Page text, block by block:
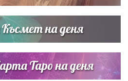
на деня
Таро на деня